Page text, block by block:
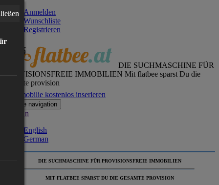
Anmelden
Wunschliste
Registrieren
DIE SUCHMASCHINE FÜR
PROVISIONSFREIE IMMOBILIEN Mit flatbee sparst Du die
gesamte provision
Immobilie kostenlos inserieren
Toggle navigation
German
English
German
DIE SUCHMASCHINE FÜR PROVISIONSFREIE IMMOBILIEN
MIT FLATBEE SPARST DU DIE GESAMTE PROVISION